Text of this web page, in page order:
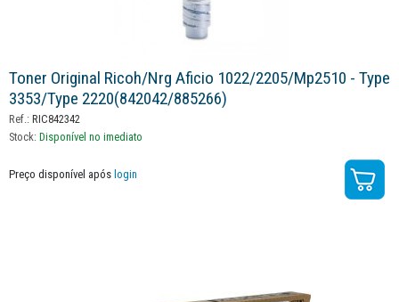
Toner Original Ricoh/nrg Aficio 1022/2205/mp2510 - Type
3353/type 2220(842042/885266)
Ref.: RIC842342
Stock: Disponível no imediato
Preço disponível após login